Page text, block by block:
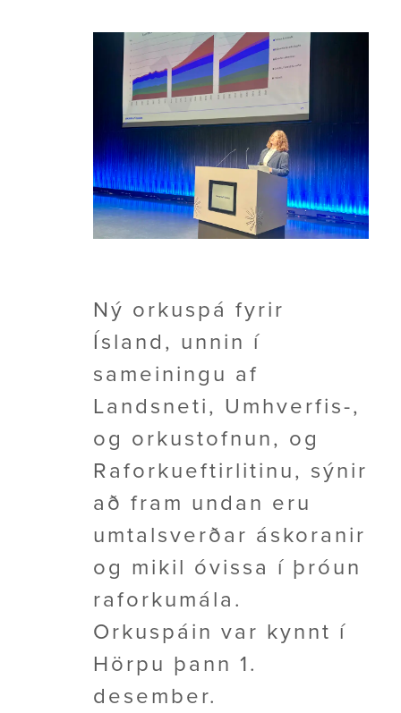
Ný orkuspá fyrir
Ísland, unnin í
sameiningu af
Landsneti, Umhverfis-,
og orkustofnun, og
Raforkueftirlitinu, sýnir
að fram undan eru
umtalsverðar áskoranir
og mikil óvissa í þróun
raforkumála.
Orkuspáin var kynnt í
Hörpu þann 1.
desember.